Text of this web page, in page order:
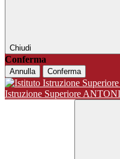
Chiudi
Conferma
Annulla Conferma
Istruzione Superiore